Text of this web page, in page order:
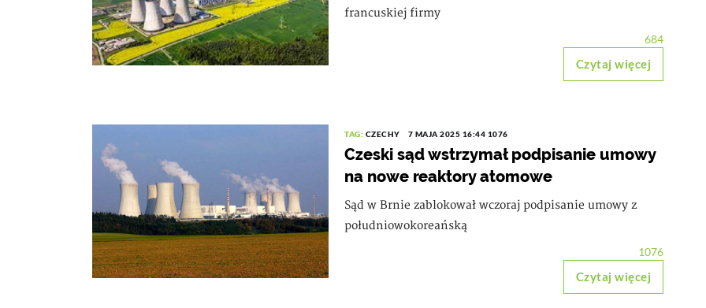
francuskiej firmy
684
Czytaj więcej
TAG: CZECHY 7 MAJA 2025 16:44 1076
Czeski sąd wstrzymał podpisanie umowy
na nowe reaktory atomowe
Sąd w Brnie zablokował wczoraj podpisanie umowy z
południowokoreańską
1076
Czytaj więcej